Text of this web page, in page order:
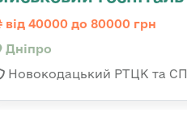
від 40000 до 80000 грн
Дніпро
Новокодацький РТЦК та СП